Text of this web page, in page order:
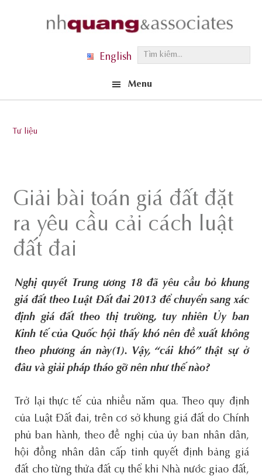
m
.
English
Menu
Tư liệu
Giải bài toán giá đất đặt
ra yêu cầu cải cách luật
đất đai
Nghị quyết Trung ương 18 đã yêu cầu bỏ khung
giá đất theo Luật Đất đai 2013 để chuyển sang xác
định giá đất theo thị trường, tuy nhiên Ủy ban
Kinh tế của Quốc hội thấy khó nên đề xuất không
theo phương án này(1). Vậy, “cái khó” thật sự ở
đâu và giải pháp tháo gỡ nên như thế nào?
Trở lại thực tế của nhiều năm qua. Theo quy định
của Luật Đất đai, trên cơ sở khung giá đất do Chính
phủ ban hành, theo đề nghị của ủy ban nhân dân,
hội đồng nhân dân cấp tỉnh quyết định bảng giá
đất cho từng thửa đất cụ thể khi Nhà nước giao đất,